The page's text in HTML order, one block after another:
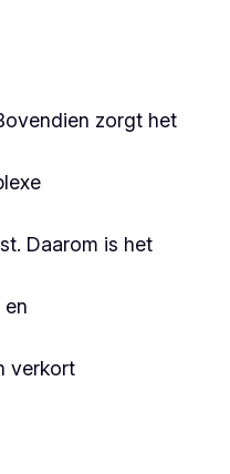
zorgt het
Daarom is het
verkort